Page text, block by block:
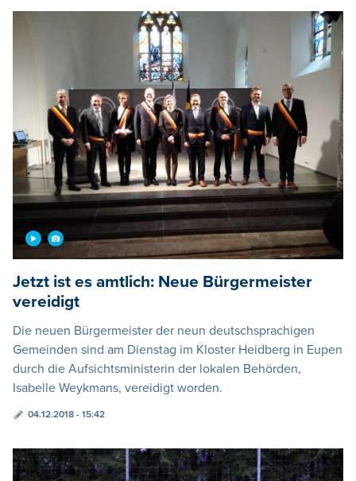
Jetzt ist es amtlich: Neue Bürgermeister
vereidigt
Die neuen Bürgermeister der neun deutschsprachigen
Gemeinden sind am Dienstag im Kloster Heidberg in Eupen
durch die Aufsichtsministerin der lokalen Behörden,
Isabelle Weykmans, vereidigt worden.
04.12.2018 - 15:42